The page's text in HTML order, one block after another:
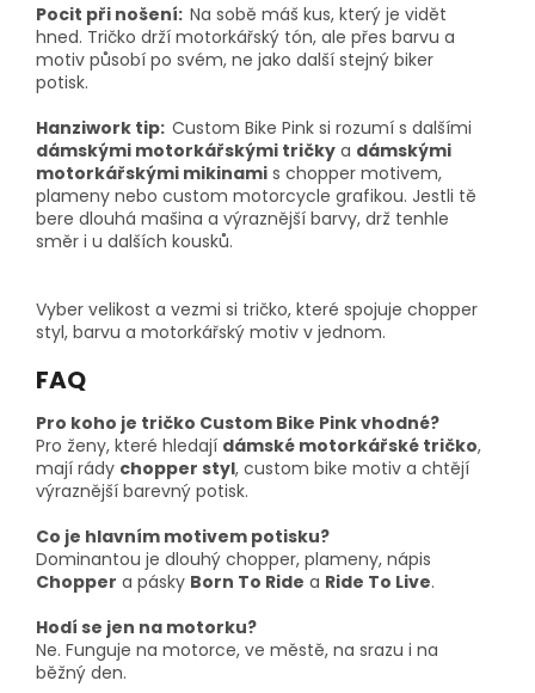
Pocit při nošení: Na sobě máš kus, který je vidět
hned. Tričko drží motorkářský tón, ale přes barvu a
motiv působí po svém, ne jako další stejný biker
potisk.
Hanziwork tip: Custom Bike Pink si rozumí s dalšími
dámskými motorkářskými tričky a dámskými
motorkářskými mikinami s chopper motivem,
plameny nebo custom motorcycle grafikou. Jestli tě
bere dlouhá mašina a výraznější barvy, drž tenhle
směr i u dalších kousků.
Vyber velikost a vezmi si tričko, které spojuje chopper
styl, barvu a motorkářský motiv v jednom.
FAQ
Pro koho je tričko Custom Bike Pink vhodné?
Pro ženy, které hledají dámské motorkářské tričko,
mají rády chopper styl, custom bike motiv a chtějí
výraznější barevný potisk.
Co je hlavním motivem potisku?
Dominantou je dlouhý chopper, plameny, nápis
Chopper a pásky Born To Ride a Ride To Live.
Hodí se jen na motorku?
Ne. Funguje na motorce, ve městě, na srazu i na
běžný den.